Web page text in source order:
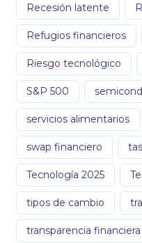
Recesión latente
Refugios financieros
Riesgo tecnológico
S&P 500
servicios alimentarios
swap financiero
Tecnología 2025
tipos de cambio
transparencia financiera